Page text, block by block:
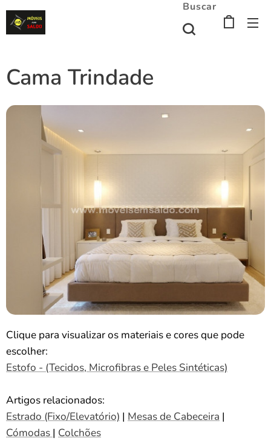
Buscar
Cama Trindade
Clique para visualizar os materiais e cores que pode
escolher:
Estofo - (Tecidos, Microfibras e Peles Sintéticas)
Artigos relacionados:
Estrado (Fixo/Elevatório) | Mesas de Cabeceira |
Cómodas | Colchões